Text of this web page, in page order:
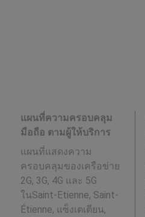
แผนที่ความครอบคลุม
มือถือ ตามผู้ให้บริการ
แผนที่แสดงความ
ครอบคลุมของเครือข่าย
2G, 3G, 4G และ 5G
ในSaint-Etienne, Saint-
Étienne, แซ็งเตเตียน,